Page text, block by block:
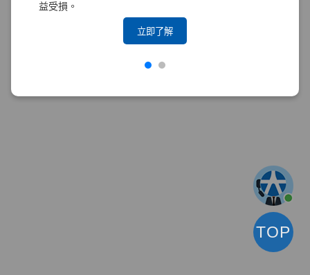
益受損。
立即了解
TOP